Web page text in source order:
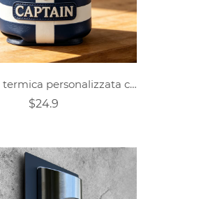
Custodia termica personalizzata con ancora nautica
$24.9